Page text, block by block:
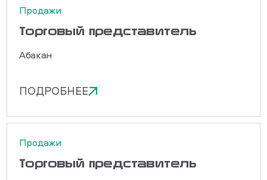
Продажи
Торговый представитель
Абакан
ПОДРОБНЕЕ
Продажи
Торговый представитель